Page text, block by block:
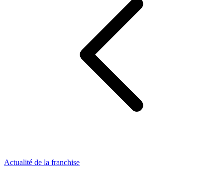
Actualité de la franchise